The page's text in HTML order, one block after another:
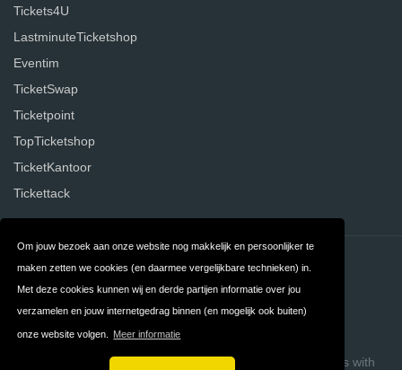
Om jouw bezoek aan onze website nog makkelijk en persoonlijker te
maken zetten we cookies (en daarmee vergelijkbare technieken) in.
Met deze cookies kunnen wij en derde partijen informatie over jou
verzamelen en jouw internetgedrag binnen (en mogelijk ook buiten)
onze website volgen. Meer informatie
Tickets4U
LastminuteTicketshop
Eventim
TicketSwap
Ticketpoint
TopTicketshop
TicketKantoor
Tickettack
Contact Privacy
Algemene FAQ
Copyright © 2026 Ticketaanbieders.nl Build review sites with